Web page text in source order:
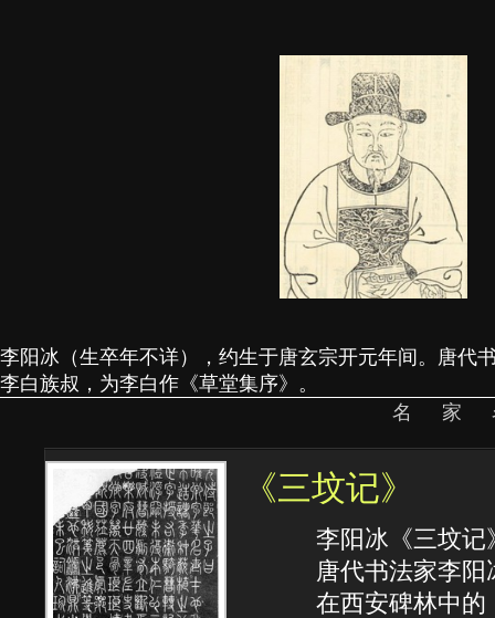
李阳冰（生卒年不详），约生于唐玄宗开元年间。唐代
李白族叔，为李白作《草堂集序》。
名
《三坟记》
李阳冰《三坟记
唐代书法家李
在西安碑林中的